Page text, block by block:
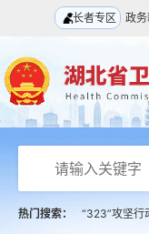
长者专区 政
热门搜索： “323”攻坚行